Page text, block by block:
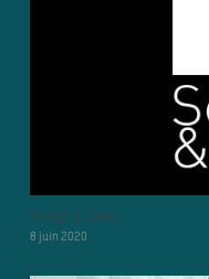
Sculpt & Care
8 juin 2020